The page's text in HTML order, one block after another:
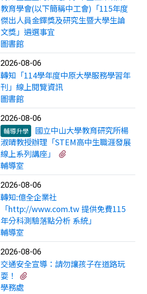
教育學會(以下簡稱中工會)「115年度
傑出人員金鐸獎及研究生暨大學生論
文獎」遴選事宜
圖書館
2026-08-06
轉知「114學年度中原大學服務學習年
刊」線上閱覽資訊
圖書館
2026-08-06
輔導升學
國立中山大學教育研究所楊
淑晴教授辦理「STEM高中生職涯發展
線上系列講座」
輔導室
2026-08-06
轉知:億全企業社
「http://www.com.tw 提供免費115
年分科測驗落點分析 系統」
輔導室
2026-08-06
交通安全宣導：請勿讓孩子在道路玩
耍！
學務處